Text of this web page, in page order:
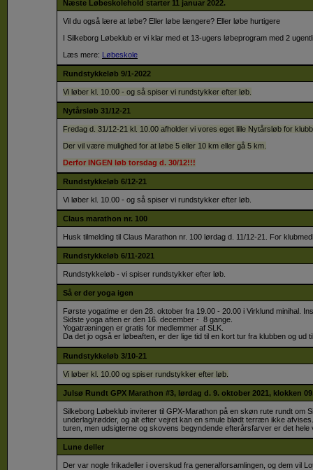
Næste Løbeskolehold starter 11 januar 2022.
Vil du også lære at løbe? Eller løbe længere? Eller løbe hurtigere
I Silkeborg Løbeklub er vi klar med et 13-ugers løbeprogram med 2
Læs mere: Løbeskole
Rundstykkeløb 9/1-2022
Vi løber kl. 10.00 - og så spiser vi rundstykker efter løb.
Nytårsløb 31/12-21
Fredag d. 31/12-21 kl. 10.00 afholder vi vores eget lille Nytårsløb for
Der vil være mulighed for at løbe 5 eller 10 km eller gå 5 km.
Derfor INGEN løb torsdag d. 30/12!!!
Rundstykkeløb 6/12-21
Vi løber kl. 10.00 - og så spiser vi rundstykker efter løb.
Claus marathon nr. 100
Husk tilmelding til Claus Marathon nr. 100 lørdag d. 11/12-21. For
Rundstykkeløb 6/11-2021
Rundstykkeløb - vi spiser rundstykker efter løb.
Så er der yoga igen
Første yogatime er den 28. oktober fra 19.00 - 20.00 i Virklund minihal.
Sidste yoga aften er den 16. december - 8 gange.
Yogatræningen er gratis for medlemmer af SLK.
Da det jo også er løbeaften, er der lige tid til en kort tur fra klubben og
Rundstykkeløb 3/10-21
Vi løber kl. 10.00 og spiser rundstykker efter løb.
​Julsø Rundt GPX Marathon #3, lørdag d. 9. oktober 2021, klokken
Silkeborg Løbeklub inviterer til GPX-Marathon på en skøn rute rundt
underlag/rødder, og alt efter vejret kan en smule blødt terræn ikke
turen, men udsigterne og skovens begyndende efterårsfarver er det
Lune deller
Der var nogle frikadeller i overskud fra generalforsamlingen, og dem vil